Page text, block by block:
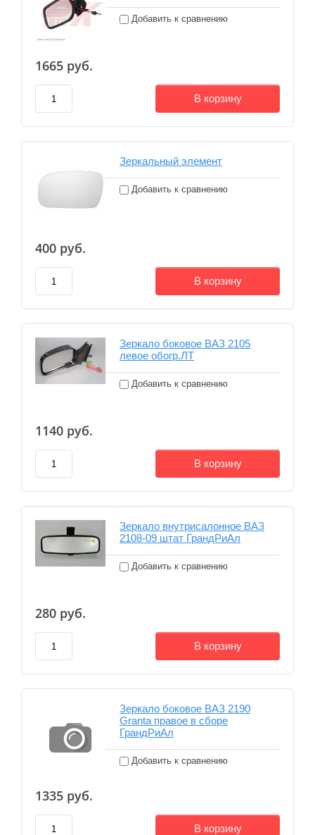
Добавить к сравнению
1665 руб.
В корзину
Зеркальный элемент
Добавить к сравнению
400 руб.
В корзину
Зеркало боковое ВАЗ 2105
левое обогр.ЛТ
Добавить к сравнению
1140 руб.
В корзину
Зеркало внутрисалонное ВАЗ
2108-09 штат ГрандРиАл
Добавить к сравнению
280 руб.
В корзину
Зеркало боковое ВАЗ 2190
Granta правое в сборе
ГрандРиАл
Добавить к сравнению
1335 руб.
В корзину